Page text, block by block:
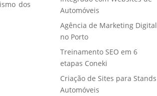
dos
Automóveis
Agência de Marketing Digital
no Porto
Treinamento SEO em 6
etapas Coneki
Criação de Sites para Stands
Automóveis